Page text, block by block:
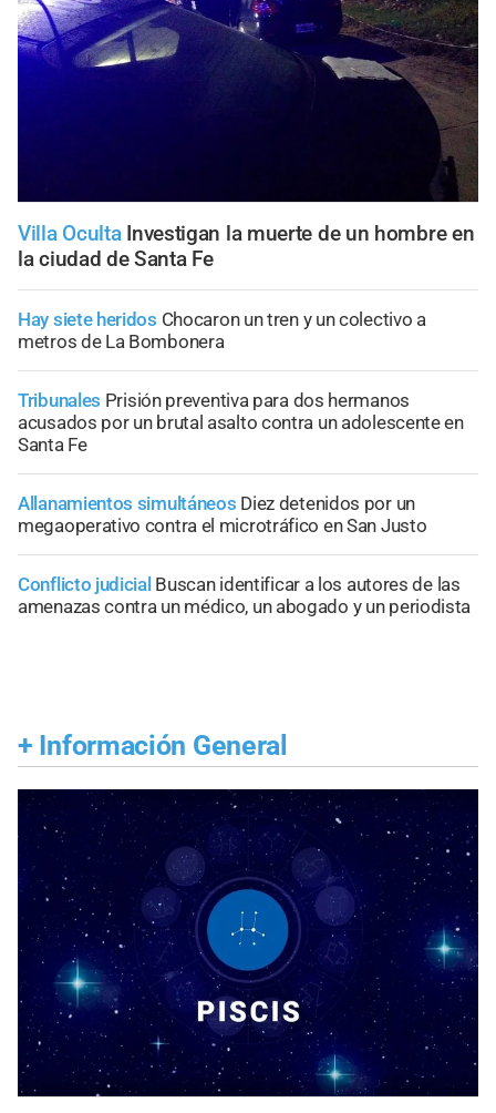
Villa Oculta Investigan la muerte de un hombre en
la ciudad de Santa Fe
Hay siete heridos Chocaron un tren y un colectivo a
metros de La Bombonera
Tribunales Prisión preventiva para dos hermanos
acusados por un brutal asalto contra un adolescente en
Santa Fe
Allanamientos simultáneos Diez detenidos por un
megaoperativo contra el microtráfico en San Justo
Conflicto judicial Buscan identificar a los autores de las
amenazas contra un médico, un abogado y un periodista
+ Información General